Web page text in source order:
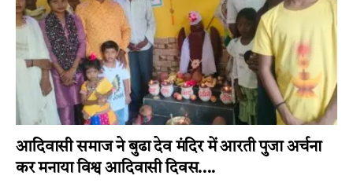
आदिवासी समाज ने बुढा देव मंदिर में आरती पुजा अर्चना
कर मनाया विश्व आदिवासी दिवस….